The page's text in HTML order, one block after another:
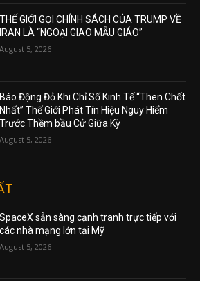
THẾ GIỚI GỌI CHÍNH SÁCH CỦA TRUMP VỀ
IRAN LÀ “NGOẠI GIAO MẪU GIÁO”
August 5, 2026
Báo Động Đỏ Khi Chỉ Số Kinh Tế “Then Chốt
Nhất” Thế Giới Phát Tín Hiệu Nguy Hiểm
Trước Thềm bầu Cử Giữa Kỳ
August 5, 2026
SpaceX sẵn sàng cạnh tranh trực tiếp với
các nhà mạng lớn tại Mỹ
August 5, 2026